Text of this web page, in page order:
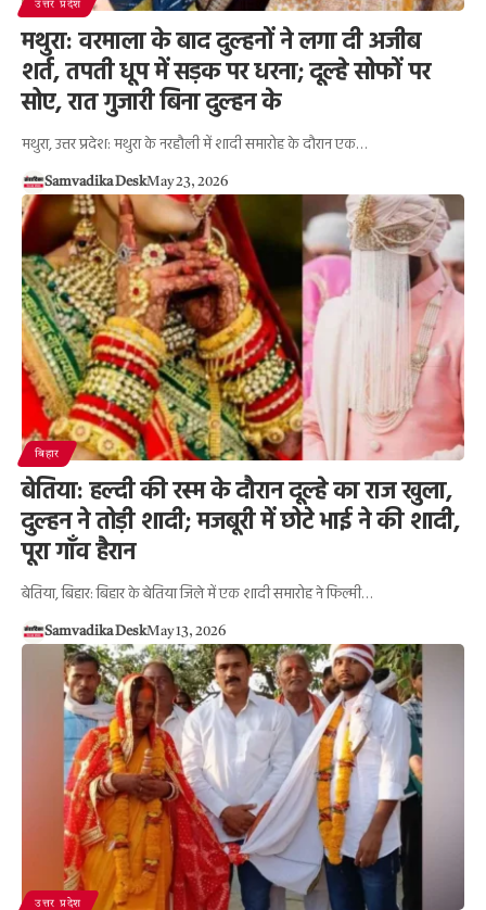
उत्तर प्रदेश
मथुरा: वरमाला के बाद दुल्हनों ने लगा दी अजीब
शर्त, तपती धूप में सड़क पर धरना; दूल्हे सोफों पर
सोए, रात गुजारी बिना दुल्हन के
मथुरा, उत्तर प्रदेश: मथुरा के नरहौली में शादी समारोह के दौरान एक…
Samvadika DeskMay 23, 2026
बिहार
बेतिया: हल्दी की रस्म के दौरान दूल्हे का राज खुला,
दुल्हन ने तोड़ी शादी; मजबूरी में छोटे भाई ने की शादी,
पूरा गाँव हैरान
बेतिया, बिहार: बिहार के बेतिया जिले में एक शादी समारोह ने फिल्मी…
Samvadika DeskMay 13, 2026
उत्तर प्रदेश